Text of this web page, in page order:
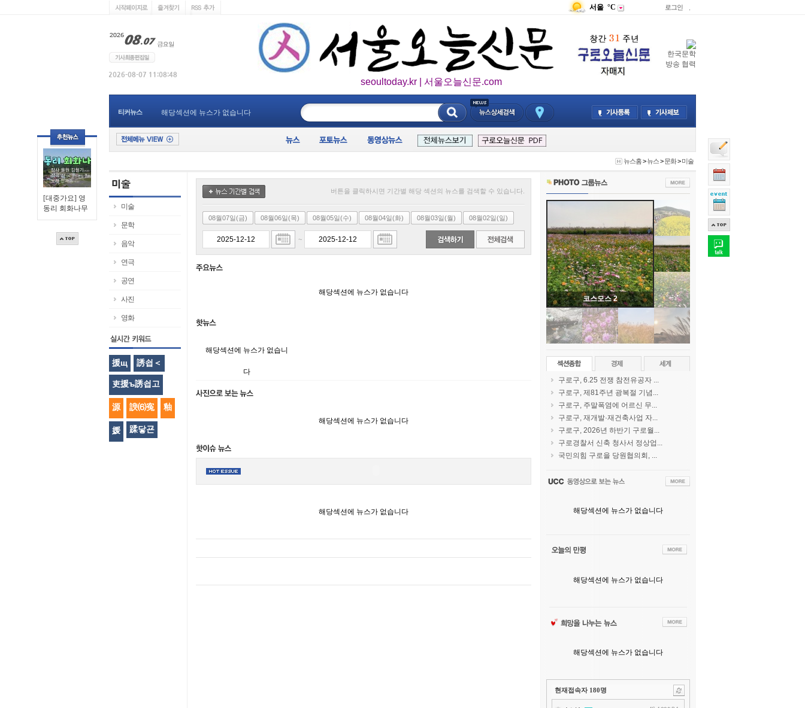
[대중가요] 영
동리 회화나무
서울 °C 로그인
seoultoday.kr | 서울오늘신문.com
한국문학
방송 협력
티커뉴스 해당섹션에 뉴스가 없습니다
뉴스홈>뉴스>문화>미술
미술
문학
음악
연극
공연
사진
영화
援щ 誘쇱＜
吏援ъ誘쇱고
源 諛⑹寃 釉
媛 蹂닿굔
버튼을 클릭하시면 기간별 해당 섹션의 뉴스를 검색할 수 있습니다.
08월07일(금) 08월06일(목) 08월05일(수) 08월04일(화) 08월03일(월) 08월02일(일)
~
해당섹션에 뉴스가 없습니다
해당섹션에 뉴스가 없습니
다
해당섹션에 뉴스가 없습니다
해당섹션에 뉴스가 없습니다
코스모스 2
구로구, 6.25 전쟁 참전유공자 ...
구로구, 제81주년 광복절 기념...
구로구, 주말폭염에 어르신 무...
구로구, 재개발·재건축사업 자...
구로구, 2026년 하반기 구로월...
구로경찰서 신축 청사서 정상업...
국민의힘 구로을 당원협의회, ...
해당섹션에 뉴스가 없습니다
해당섹션에 뉴스가 없습니다
해당섹션에 뉴스가 없습니다
현재접속자 180명